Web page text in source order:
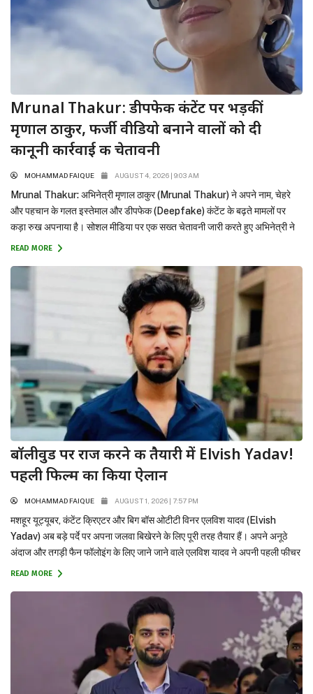
Mrunal Thakur: डीपफेक कंटेंट पर भड़कीं
मृणाल ठाकुर, फर्जी वीडियो बनाने वालों को दी
कानूनी कार्रवाई की चेतावनी
MOHAMMAD FAIQUE AUGUST 4, 2026 | 9:03 AM
Mrunal Thakur: अभिनेत्री मृणाल ठाकुर (Mrunal Thakur) ने अपने नाम, चेहरे
और पहचान के गलत इस्तेमाल और डीपफेक (Deepfake) कंटेंट के बढ़ते मामलों पर
कड़ा रुख अपनाया है। सोशल मीडिया पर एक सख्त चेतावनी जारी करते हुए अभिनेत्री ने
कहा है कि उनकी पहचान या का इस्तेमाल करके फर्जी कंटेंट बनाने या शेयर करने वालों...
READ MORE
बॉलीवुड पर राज करने की तैयारी में Elvish Yadav!
पहली फिल्म का किया ऐलान
MOHAMMAD FAIQUE AUGUST 1, 2026 | 7:57 PM
मशहूर यूट्यूबर, कंटेंट क्रिएटर और बिग बॉस ओटीटी विनर एलविश यादव (Elvish
Yadav) अब बड़े पर्दे पर अपना जलवा बिखेरने के लिए पूरी तरह तैयार हैं। अपने अनूठे
अंदाज और तगड़ी फैन फॉलोइंग के लिए जाने जाने वाले एलविश यादव ने अपनी पहली फीचर
फिल्म (Debut Film) का आधिकारिक तौर पर ऐलान कर दिया है।...
READ MORE